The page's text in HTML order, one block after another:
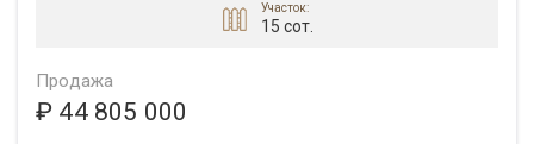
Участок:
15 сот.
Продажа
₽ 44 805 000